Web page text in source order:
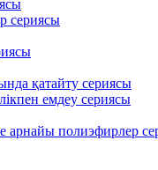
сериясы
қатайту сериясы
емдеу сериясы
арнайы полиэфирлер